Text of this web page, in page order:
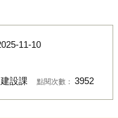
11-10
設課 點閱次數： 3952